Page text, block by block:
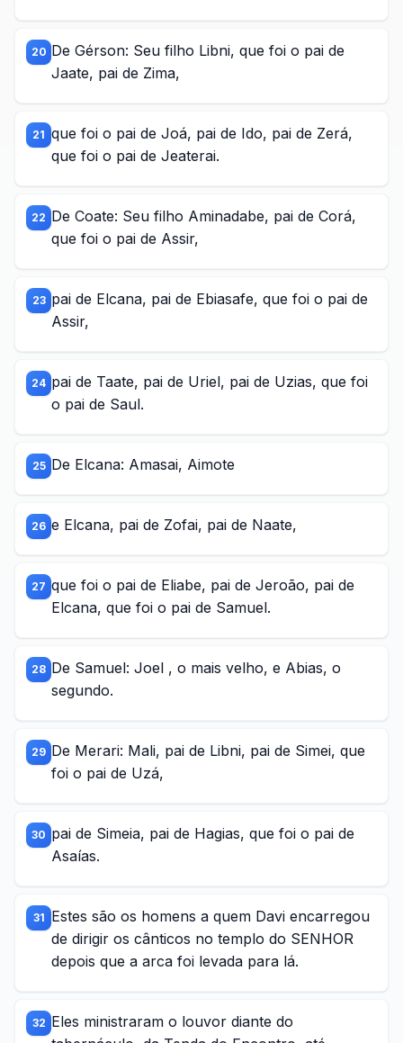
20 De Gérson: Seu filho Libni, que foi o pai de
Jaate, pai de Zima,
21 que foi o pai de Joá, pai de Ido, pai de Zerá,
que foi o pai de Jeaterai.
22 De Coate: Seu filho Aminadabe, pai de Corá,
que foi o pai de Assir,
23 pai de Elcana, pai de Ebiasafe, que foi o pai de
Assir,
24 pai de Taate, pai de Uriel, pai de Uzias, que foi
o pai de Saul.
25 De Elcana: Amasai, Aimote
26 e Elcana, pai de Zofai, pai de Naate,
27 que foi o pai de Eliabe, pai de Jeroão, pai de
Elcana, que foi o pai de Samuel.
28 De Samuel: Joel , o mais velho, e Abias, o
segundo.
29 De Merari: Mali, pai de Libni, pai de Simei, que
foi o pai de Uzá,
30 pai de Simeia, pai de Hagias, que foi o pai de
Asaías.
31 Estes são os homens a quem Davi encarregou
de dirigir os cânticos no templo do SENHOR
depois que a arca foi levada para lá.
32 Eles ministraram o louvor diante do